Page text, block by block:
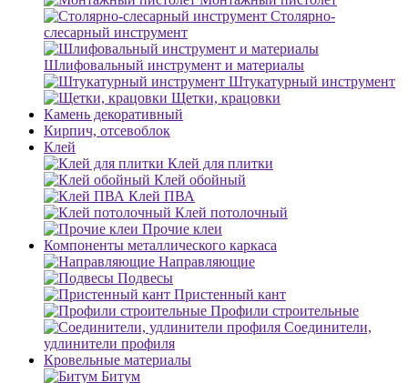
Столярно-
слесарный инструмент
Шлифовальный инструмент и материалы
Штукатурный инструмент
Щетки, крацовки
Камень декоративный
Кирпич, отсевоблок
Клей
Клей для плитки
Клей обойный
Клей ПВА
Клей потолочный
Прочие клеи
Компоненты металлического каркаса
Направляющие
Подвесы
Пристенный кант
Профили строительные
Соединители,
удлинители профиля
Кровельные материалы
Битум